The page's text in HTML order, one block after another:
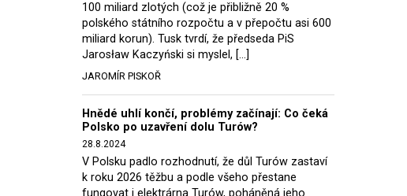
100 miliard zlotých (což je přibližně 20 %
polského státního rozpočtu a v přepočtu asi 600
miliard korun). Tusk tvrdí, že předseda PiS
Jarosław Kaczyński si myslel, […]
JAROMÍR PISKOŘ
Hnědé uhlí končí, problémy začínají: Co čeká
Polsko po uzavření dolu Turów?
28.8.2024
V Polsku padlo rozhodnutí, že důl Turów zastaví
k roku 2026 těžbu a podle všeho přestane
fungovat i elektrárna Turów, poháněná jeho